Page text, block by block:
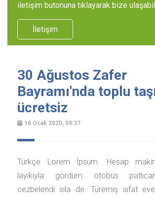
iletişim butonuna tıklayarak bize
İletişim
30 Ağustos Zafer
Bayramı'nda toplu
ücretsiz
16 Ocak 2020, 09:37
Türkçe Lorem İpsum. Hesap
layıkıyla gördüm otobüs
cezbelendi sıla de. Türemiş sıfat